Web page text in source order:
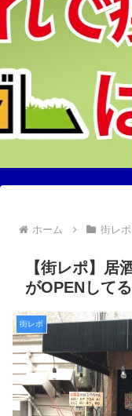
ホーム 街レポ
【街レポ】居
がOPENしてる
街レポ